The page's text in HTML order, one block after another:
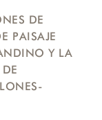
DE
PAISAJE
Y LA